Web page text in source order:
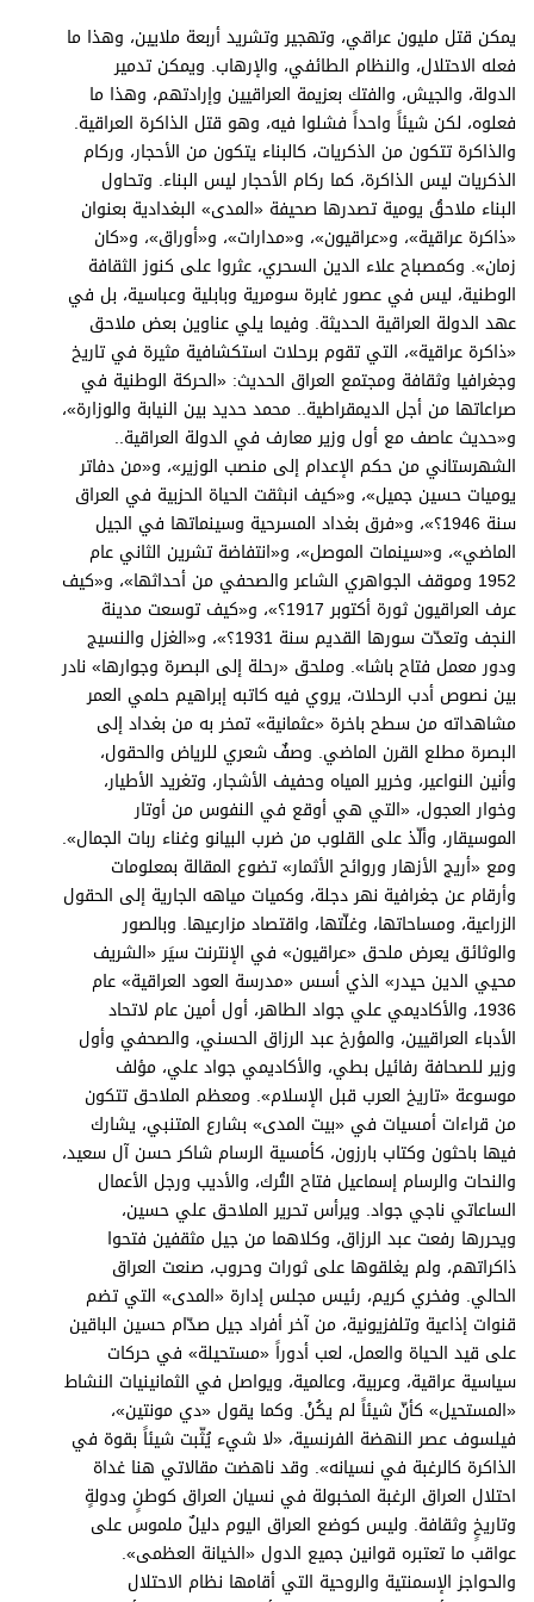
عدد اليوم
مواقيت الصلاة
الأحوال الجوية
يمكن قتل مليون عراقي، وتهجير وتشريد أربعة ملايين، وهذا ما
فعله الاحتلال، والنظام الطائفي، والإرهاب. ويمكن تدمير
الدولة، والجيش، والفتك بعزيمة العراقيين وإرادتهم، وهذا ما
فعلوه، لكن شيئاً واحداً فشلوا فيه، وهو قتل الذاكرة العراقية.
والذاكرة تتكون من الذكريات، كالبناء يتكون من الأحجار، وركام
الذكريات ليس الذاكرة، كما ركام الأحجار ليس البناء. وتحاول
البناء ملاحقُ يومية تصدرها صحيفة «المدى» البغدادية بعنوان
«ذاكرة عراقية»، و«عراقيون»، و«مدارات»، و«أوراق»، و«كان
زمان». وكمصباح علاء الدين السحري، عثروا على كنوز الثقافة
الوطنية، ليس في عصور غابرة سومرية وبابلية وعباسية، بل في
عهد الدولة العراقية الحديثة. وفيما يلي عناوين بعض ملاحق
«ذاكرة عراقية»، التي تقوم برحلات استكشافية مثيرة في تاريخ
وجغرافيا وثقافة ومجتمع العراق الحديث: «الحركة الوطنية في
صراعاتها من أجل الديمقراطية.. محمد حديد بين النيابة والوزارة»،
و«حديث عاصف مع أول وزير معارف في الدولة العراقية..
الشهرستاني من حكم الإعدام إلى منصب الوزير»، و«من دفاتر
يوميات حسين جميل»، و«كيف انبثقت الحياة الحزبية في العراق
سنة 1946؟»، و«فرق بغداد المسرحية وسينماتها في الجيل
الماضي»، و«سينمات الموصل»، و«انتفاضة تشرين الثاني عام
1952 وموقف الجواهري الشاعر والصحفي من أحداثها»، و«كيف
عرف العراقيون ثورة أكتوبر 1917؟»، و«كيف توسعت مدينة
النجف وتعدّت سورها القديم سنة 1931؟»، و«الغزل والنسيج
ودور معمل فتاح باشا». وملحق «رحلة إلى البصرة وجوارها» نادر
بين نصوص أدب الرحلات، يروي فيه كاتبه إبراهيم حلمي العمر
مشاهداته من سطح باخرة «عثمانية» تمخر به من بغداد إلى
البصرة مطلع القرن الماضي. وصفٌ شعري للرياض والحقول،
وأنين النواعير، وخرير المياه وحفيف الأشجار، وتغريد الأطيار،
وخوار العجول، «التي هي أوقع في النفوس من أوتار
الموسيقار، وألّذ على القلوب من ضرب البيانو وغناء ربات الجمال».
ومع «أريج الأزهار وروائح الأثمار» تضوع المقالة بمعلومات
وأرقام عن جغرافية نهر دجلة، وكميات مياهه الجارية إلى الحقول
الزراعية، ومساحاتها، وغلّتها، واقتصاد مزارعيها. وبالصور
والوثائق يعرض ملحق «عراقيون» في الإنترنت سيَر «الشريف
محيي الدين حيدر» الذي أسس «مدرسة العود العراقية» عام
1936، والأكاديمي علي جواد الطاهر، أول أمين عام لاتحاد
الأدباء العراقيين، والمؤرخ عبد الرزاق الحسني، والصحفي وأول
وزير للصحافة رفائيل بطي، والأكاديمي جواد علي، مؤلف
موسوعة «تاريخ العرب قبل الإسلام». ومعظم الملاحق تتكون
من قراءات أمسيات في «بيت المدى» بشارع المتنبي، يشارك
فيها باحثون وكتاب بارزون، كأمسية الرسام شاكر حسن آل سعيد،
والنحات والرسام إسماعيل فتاح التُرك، والأديب ورجل الأعمال
الساعاتي ناجي جواد. ويرأس تحرير الملاحق علي حسين،
ويحررها رفعت عبد الرزاق، وكلاهما من جيل مثقفين فتحوا
ذاكراتهم، ولم يغلقوها على ثورات وحروب، صنعت العراق
الحالي. وفخري كريم، رئيس مجلس إدارة «المدى» التي تضم
قنوات إذاعية وتلفزيونية، من آخر أفراد جيل صدّام حسين الباقين
على قيد الحياة والعمل، لعب أدوراً «مستحيلة» في حركات
سياسية عراقية، وعربية، وعالمية، ويواصل في الثمانينيات النشاط
«المستحيل» كأنّ شيئاً لم يكُنْ. وكما يقول «دي مونتين»،
فيلسوف عصر النهضة الفرنسية، «لا شيء يُثّبت شيئاً بقوة في
الذاكرة كالرغبة في نسيانه». وقد ناهضت مقالاتي هنا غداة
احتلال العراق الرغبة المخبولة في نسيان العراق كوطنٍ ودولةٍ
وتاريخٍ وثقافة. وليس كوضع العراق اليوم دليلٌ ملموس على
عواقب ما تعتبره قوانين جميع الدول «الخيانة العظمى».
والحواجز الإسمنتية والروحية التي أقامها نظام الاحتلال